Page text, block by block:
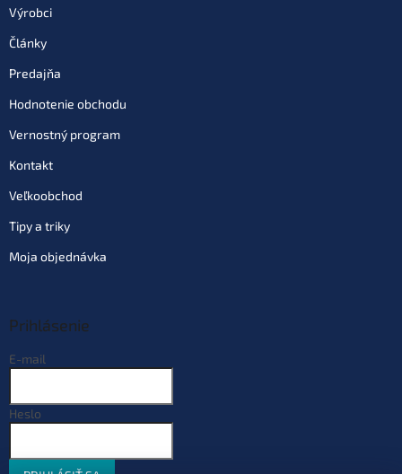
Výrobci
Články
Predajňa
Hodnotenie obchodu
Vernostný program
Kontakt
Veľkoobchod
Tipy a triky
Moja objednávka
Prihlásenie
E-mail
Heslo